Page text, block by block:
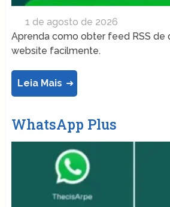
1 de agosto de 2026
Aprenda como obter feed RSS de
website facilmente.
Leia Mais
WhatsApp Plus